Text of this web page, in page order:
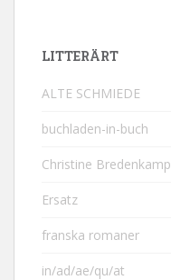
LITTERÄRT
ALTE SCHMIEDE
buchladen-in-buch
Christine Bredenkamp
Ersatz
franska romaner
in/ad/ae/qu/at